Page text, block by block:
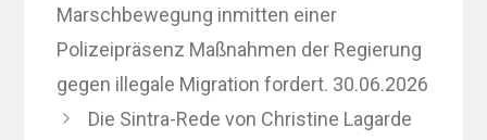
Marschbewegung inmitten einer
Polizeipräsenz Maßnahmen der Regierung
gegen illegale Migration fordert. 30.06.2026
Die Sintra-Rede von Christine Lagarde